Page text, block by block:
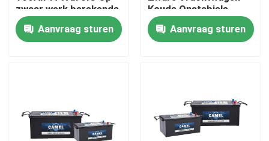
Group Website
Lithium Ion Starter Battery
zwaar werk berekende
van de de
Vrachtwagenlandbouw
de Aanzetbatterij CCA
Aanvraag sturen
Koude Onstabiele
Batterij
Aanvraag sturen